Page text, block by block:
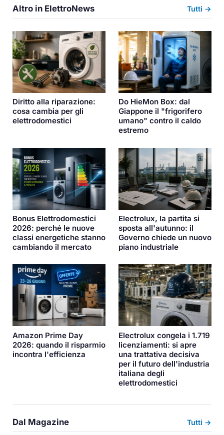
Altro in ElettroNews Tutti →
Diritto alla riparazione:
cosa cambia per gli
elettrodomestici
Do HieMon Box: dal
Giappone il "frigorifero
umano" contro il caldo
estremo
Bonus Elettrodomestici
2026: perché le nuove
classi energetiche stanno
cambiando il mercato
Electrolux, la partita si
sposta all'autunno: il
Governo chiede un nuovo
piano industriale
Amazon Prime Day
2026: quando il risparmio
incontra l'efficienza
Electrolux congela i 1.719
licenziamenti: si apre
una trattativa decisiva
per il futuro dell'industria
italiana degli
elettrodomestici
Dal Magazine Tutti →